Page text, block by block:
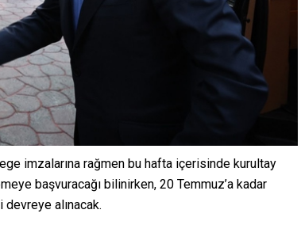
imzalarına rağmen bu hafta içerisinde kurultay
başvuracağı bilinirken, 20 Temmuz’a kadar
alınacak.